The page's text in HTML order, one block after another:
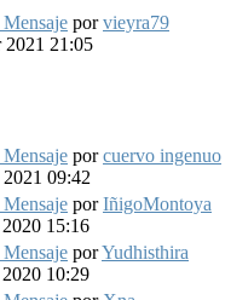
porvieyra79
2021 21:05
porcuervo ingenuo
2021 09:42
porIñigoMontoya
15:16
porYudhisthira
10:29